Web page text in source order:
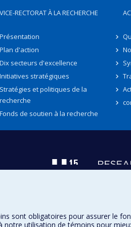
VICE-RECTORAT À LA RECHERCHE
Présentation
Plan d'action
Dix secteurs d'excellence
Initiatives stratégiques
Stratégies et politiques de la
recherche
Fonds de soutien à la recherche
sont obligatoires pour assurer le
notre utilisation de témoins pour